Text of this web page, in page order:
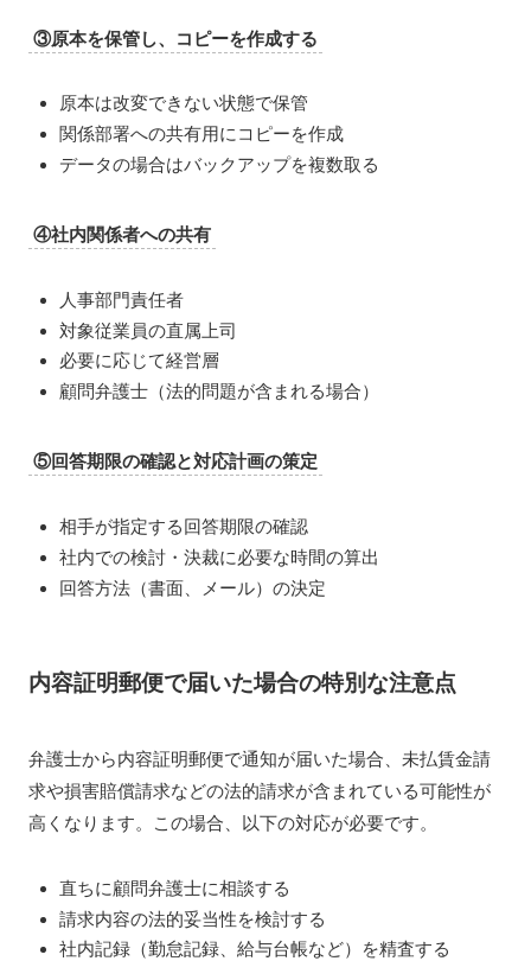
③原本を保管し、コピーを作成する
原本は改変できない状態で保管
関係部署への共有用にコピーを作成
データの場合はバックアップを複数取る
④社内関係者への共有
人事部門責任者
対象従業員の直属上司
必要に応じて経営層
顧問弁護士（法的問題が含まれる場合）
⑤回答期限の確認と対応計画の策定
相手が指定する回答期限の確認
社内での検討・決裁に必要な時間の算出
回答方法（書面、メール）の決定
内容証明郵便で届いた場合の特別な注意点
弁護士から内容証明郵便で通知が届いた場合、未払賃金請
求や損害賠償請求などの法的請求が含まれている可能性が
高くなります。この場合、以下の対応が必要です。
直ちに顧問弁護士に相談する
請求内容の法的妥当性を検討する
社内記録（勤怠記録、給与台帳など）を精査する